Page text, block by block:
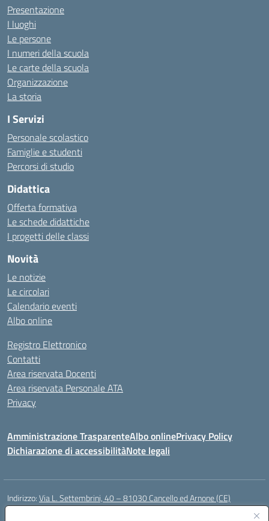
Presentazione
I luoghi
Le persone
I numeri della scuola
Le carte della scuola
Organizzazione
La storia
I Servizi
Personale scolastico
Famiglie e studenti
Percorsi di studio
Didattica
Offerta formativa
Le schede didattiche
I progetti delle classi
Novità
Le notizie
Le circolari
Calendario eventi
Albo online
Registro Elettronico
Contatti
Area riservata Docenti
Area riservata Personale ATA
Privacy
Amministrazione TrasparenteAlbo onlinePrivacy Policy
Dichiarazione di accessibilitàNote legali
Indirizzo:Via L. Settembrini, 40 – 81030 Cancello ed Arnone (CE)
Centralino: